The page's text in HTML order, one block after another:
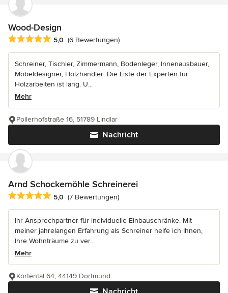
Wood-Design
Durchschnittliche Bewertung: 5 von 5 Sternen
5,0 (6 Bewertungen)
Schreiner, Tischler, Zimmermann, Bodenleger, Innenausbauer,
Möbeldesigner, Holzhändler: Die Liste der Experten für
Holzarbeiten ist lang. U...
Mehr
Nachricht
Pollerhofstraße 16, 51789 Lindlar
Arnd Schockemöhle Schreinerei
Durchschnittliche Bewertung: 5 von 5 Sternen
5,0 (7 Bewertungen)
Ihr Ansprechpartner für individuelle Einbauschränke. Mit
meiner jahrelangen Erfahrung als Schreiner helfe ich Ihnen,
Ihre Wohnträume zu ver...
Mehr
Kortental 64, 44149 Dortmund